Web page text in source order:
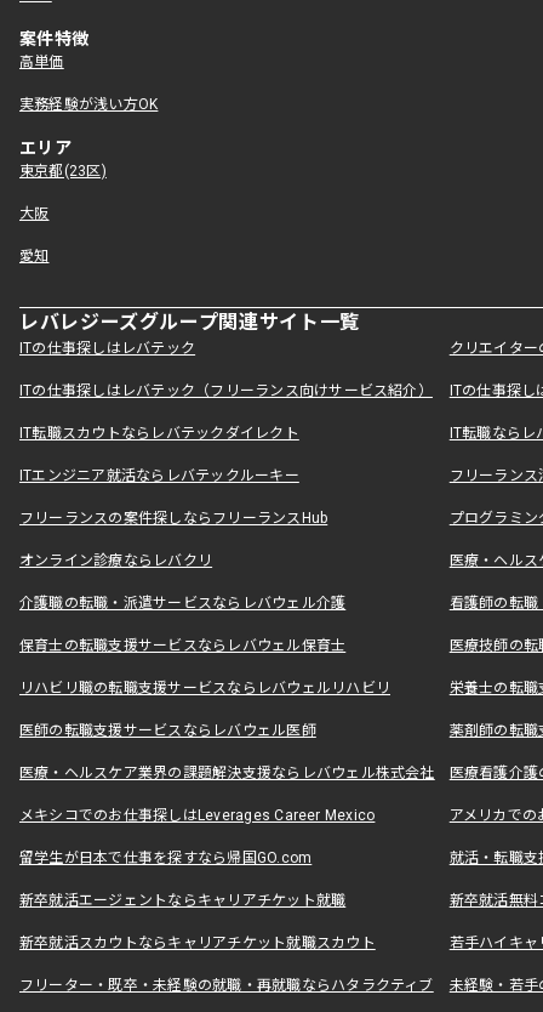
案件特徴
高単価
実務経験が浅い方OK
エリア
東京都(23区)
大阪
愛知
レバレジーズグループ関連サイト一覧
ITの仕事探しはレバテック クリエイタ
ITの仕事探しはレバテック（フリーランス向けサービス紹介） ITの仕事探
IT転職スカウトならレバテックダイレクト IT転職なら
ITエンジニア就活ならレバテックルーキー フリーラン
フリーランスの案件探しならフリーランスHub プログラミ
オンライン診療ならレバクリ 医療・ヘル
介護職の転職・派遣サービスならレバウェル介護 看護師の転
保育士の転職支援サービスならレバウェル保育士 医療技師の
リハビリ職の転職支援サービスならレバウェルリハビリ 栄養士の転
医師の転職支援サービスならレバウェル医師 薬剤師の転
医療・ヘルスケア業界の課題解決支援ならレバウェル株式会社 医療看護介
メキシコでのお仕事探しはLeverages Career Mexico アメリカで
留学生が日本で仕事を探すなら帰国GO.com 就活・転職
新卒就活エージェントならキャリアチケット就職 新卒就活無料
新卒就活スカウトならキャリアチケット就職スカウト 若手ハイキ
フリーター・既卒・未経験の就職・再就職ならハタラクティブ 未経験・若手